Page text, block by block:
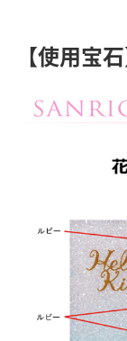
【使用宝石